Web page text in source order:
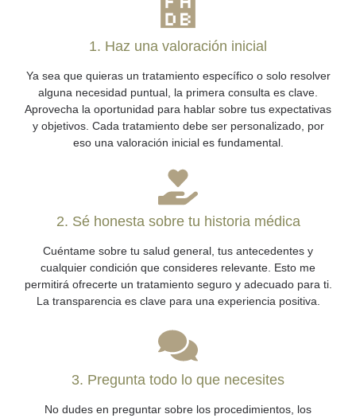
1. Haz una valoración inicial
Ya sea que quieras un tratamiento específico o solo resolver
alguna necesidad puntual, la primera consulta es clave.
Aprovecha la oportunidad para hablar sobre tus expectativas
y objetivos. Cada tratamiento debe ser personalizado, por
eso una valoración inicial es fundamental.
2. Sé honesta sobre tu historia médica
Cuéntame sobre tu salud general, tus antecedentes y
cualquier condición que consideres relevante. Esto me
permitirá ofrecerte un tratamiento seguro y adecuado para ti.
La transparencia es clave para una experiencia positiva.
3. Pregunta todo lo que necesites
No dudes en preguntar sobre los procedimientos, los